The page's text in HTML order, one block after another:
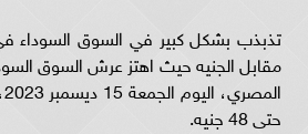
تذبذب بشكل كبير في السوق السوداء
مقابل الجنيه حيث اهتز عرش السوق
حتى 48 جنيه.